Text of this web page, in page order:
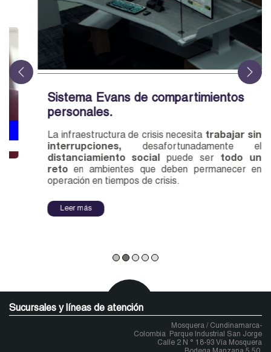
Sistema Evans de compartimientos
personales.
La infraestructura de crisis necesitatrabajar sin
interrupciones,desafortunadamente el
distanciamiento socialpuede sertodo un
retoen ambientes que deben permanecer en
operación en tiempos de crisis.
Leer más
Sucursales y líneas de atención
Mosquera / Cundinamarca-
Colombia
Parque Industrial San Jorge
Calle 2 N ° 18-93 Vía Mosquera